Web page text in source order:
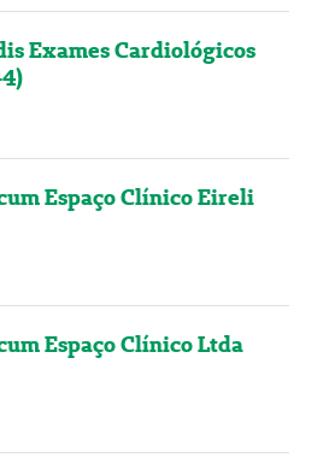
Exames Cardiológicos
Espaço Clínico Eireli
Espaço Clínico Ltda